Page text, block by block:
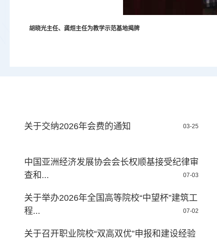
胡晓光主任、龚烜主任为教学示范基地揭牌
关于交纳2026年会费的通知 03-25
中国亚洲经济发展协会会长权顺基接受纪律审
查和...
07-03
关于举办2026年全国高等院校“中望杯”建筑工
程...
07-02
关于召开职业院校“双高双优”申报和建设经验